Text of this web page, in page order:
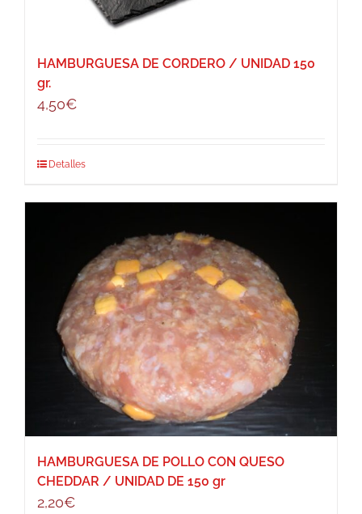
HAMBURGUESA DE CORDERO / UNIDAD 150
gr.
4,50€
Detalles
HAMBURGUESA DE POLLO CON QUESO
CHEDDAR / UNIDAD DE 150 gr
2,20€